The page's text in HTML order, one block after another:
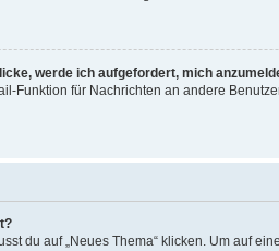
werde ich aufgefordert, mich
Funktion für Nachrichten an andere
du auf „Neues Thema“ klicken. Um auf